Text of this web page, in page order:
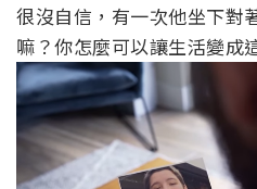
很沒自信，有一次他坐下對
嘛？你怎麼可以讓生活變成